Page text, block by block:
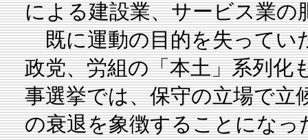
による建設業、サービス業の
既に運動の目的を失ってい
政党、労組の「本土」系列化
事選挙では、保守の立場で立
の衰退を象徴することにな